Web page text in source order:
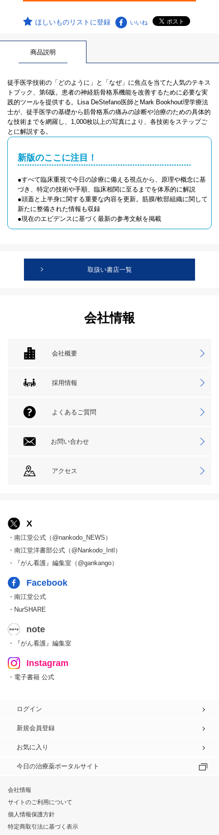
ほしいものリストに登録 いいね
商品説明
徒手医学技術の「どのように」と「なぜ」に焦点を当てた人気のテキス
トブック、第6版。患者の神経筋骨格系機能を改善するために必要な実
践的ツールを提供する。Lisa DeStefano医師とMark Bookhout理学療法
士が、徒手医学の基礎から筋骨格系の痛みの診断や治療のための具体的
な技術までを網羅し、1,000枚以上の写真により、各技術をステップご
とに解説する。
新版のここに注目！
●すべて臨床重視で今日の診療に備える視点から、原理や概念に基
づき、特定の技術や手順、臨床相関に至るまでを体系的に解説
●頭蓋と上半身に関する重要な内容を更新。筋膜/軟部組織に関して
新たに整備された情報も収録
●現在のエビデンスに基づく最新の参考文献を掲載
取扱い書店一覧
会社情報
会社概要
採用情報
よくあるご質問
お問い合わせ
アクセス
X
・南江堂公式（@nankodo_NEWS）
・南江堂洋書部公式（@Nankodo_Intl）
・『がん看護』編集室（@gankango）
Facebook
・南江堂公式
・NurSHARE
note
・『がん看護』編集室
Instagram
・電子書籍 公式
ログイン
新規会員登録
お気に入り
今日の治療薬ポータルサイト
会社情報
サイトのご利用について
個人情報保護方針
特定商取引法に基づく表示